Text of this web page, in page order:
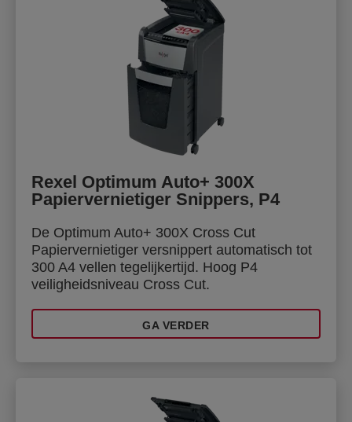
Rexel Optimum Auto+ 300X
Papiervernietiger Snippers, P4
De Optimum Auto+ 300X Cross Cut
Papiervernietiger versnippert automatisch tot
300 A4 vellen tegelijkertijd. Hoog P4
veiligheidsniveau Cross Cut.
GA VERDER